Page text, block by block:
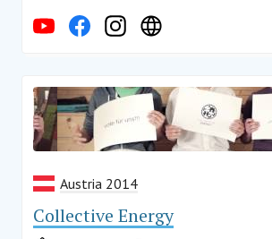
Austria 2014
Collective Energy